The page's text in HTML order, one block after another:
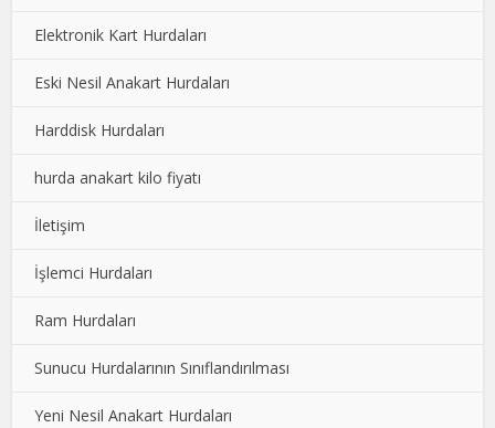
Elektronik Kart Hurdaları
Eski Nesil Anakart Hurdaları
Harddisk Hurdaları
hurda anakart kilo fiyatı
İletişim
İşlemci Hurdaları
Ram Hurdaları
Sunucu Hurdalarının Sınıflandırılması
Yeni Nesil Anakart Hurdaları